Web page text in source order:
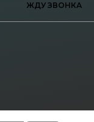
ЖДУ ЗВОНКА